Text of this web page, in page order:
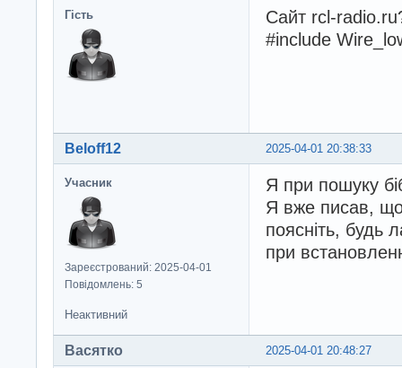
Гість
Сайт rcl-
#include
2025-04-01 20:38:33
Beloff12
Учасник
Зареєстрований: 2025-04-01
Повідомлень: 5
Я при пошуку
Я вже писав,
поясніть, будь
при
Неактивний
2025-04-01 20:48:27
Васятко